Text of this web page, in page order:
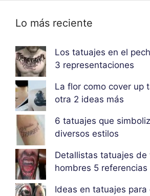
Lo más reciente
Los tatuajes en el
3 representaciones
La flor como cover up
otra 2 ideas más
6 tatuajes que
diversos estilos
Detallistas tatuajes de
hombres 5 referencias
Ideas en tatuajes para